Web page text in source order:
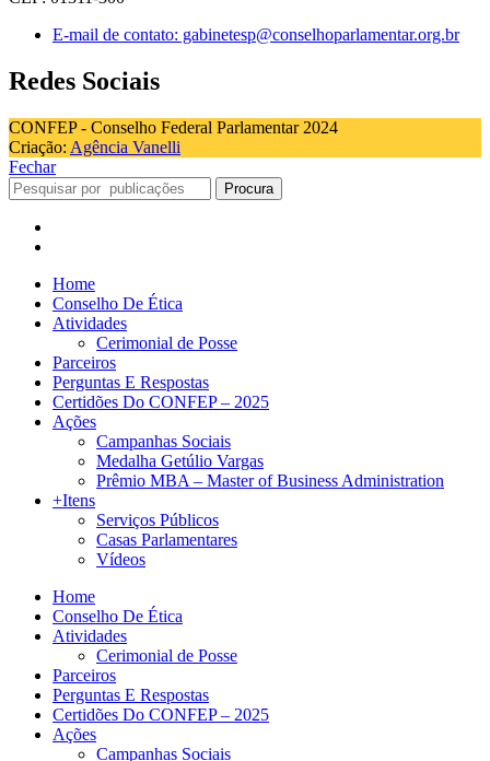
E-mail de contato: gabinetesp@conselhoparlamentar.org.br
Redes Sociais
CONFEP - Conselho Federal Parlamentar 2024
Criação: Agência Vanelli
Fechar
Procura
Home
Conselho De Ética
Atividades
Cerimonial de Posse
Parceiros
Perguntas E Respostas
Certidões Do CONFEP – 2025
Ações
Campanhas Sociais
Medalha Getúlio Vargas
Prêmio MBA – Master of Business Administration
+Itens
Serviços Públicos
Casas Parlamentares
Vídeos
Home
Conselho De Ética
Atividades
Cerimonial de Posse
Parceiros
Perguntas E Respostas
Certidões Do CONFEP – 2025
Ações
Campanhas Sociais